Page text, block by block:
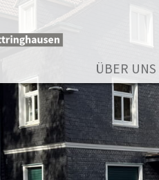
ÜBER UNS